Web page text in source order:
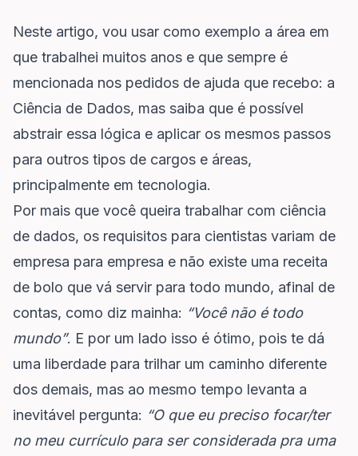
Neste artigo, vou usar como exemplo a área em
que trabalhei muitos anos e que sempre é
mencionada nos pedidos de ajuda que recebo: a
Ciência de Dados, mas saiba que é possível
abstrair essa lógica e aplicar os mesmos passos
para outros tipos de cargos e áreas,
principalmente em tecnologia.
Por mais que você queira trabalhar com ciência
de dados, os requisitos para cientistas variam de
empresa para empresa e não existe uma receita
de bolo que vá servir para todo mundo, afinal de
contas, como diz mainha: “Você não é todo
mundo”. E por um lado isso é ótimo, pois te dá
uma liberdade para trilhar um caminho diferente
dos demais, mas ao mesmo tempo levanta a
inevitável pergunta: “O que eu preciso focar/ter
no meu currículo para ser considerada pra uma